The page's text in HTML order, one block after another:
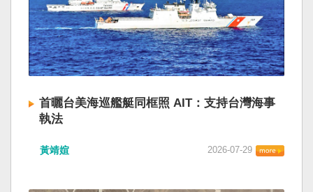
首曬台美海巡艦艇同框照 AIT：支持台灣海事
執法
黃靖媗 2026-07-29